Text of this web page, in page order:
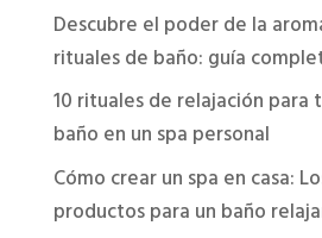
Descubre el poder de la
rituales de baño: guía
10 rituales de relajación para
baño en un spa personal
Cómo crear un spa en casa:
productos para un baño